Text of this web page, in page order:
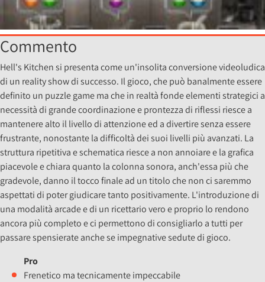
Commento
Hell's Kitchen si presenta come un'insolita conversione videoludica
di un reality show di successo. Il gioco, che può banalmente essere
definito un puzzle game ma che in realtà fonde elementi strategici a
necessità di grande coordinazione e prontezza di riflessi riesce a
mantenere alto il livello di attenzione ed a divertire senza essere
frustrante, nonostante la difficoltà dei suoi livelli più avanzati. La
struttura ripetitiva e schematica riesce a non annoiare e la grafica
piacevole e chiara quanto la colonna sonora, anch'essa più che
gradevole, danno il tocco finale ad un titolo che non ci saremmo
aspettati di poter giudicare tanto positivamente. L'introduzione di
una modalità arcade e di un ricettario vero e proprio lo rendono
ancora più completo e ci permettono di consigliarlo a tutti per
passare spensierate anche se impegnative sedute di gioco.
Pro
Frenetico ma tecnicamente impeccabile